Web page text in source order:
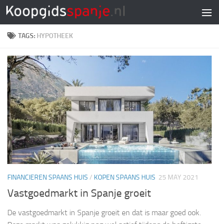
Doorgaan naar inhoud
TAGS: HYPOTHEEK
FINANCIEREN SPAANS HUIS / KOPEN SPAANS HUIS 25 MAY 2021
Vastgoedmarkt in Spanje groeit
De vastgoedmarkt in Spanje groeit en dat is maar goed ook.